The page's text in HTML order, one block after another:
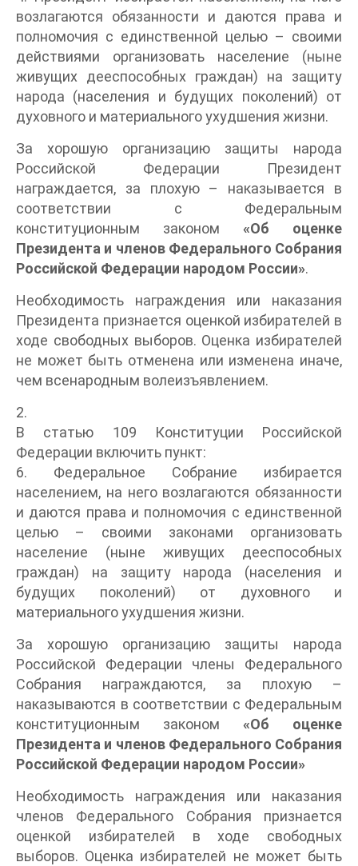
возлагаются обязанности и даются права и
полномочия с единственной целью – своими
действиями организовать население (ныне
живущих дееспособных граждан) на защиту
народа (населения и будущих поколений) от
духовного и материального ухудшения жизни.
За хорошую организацию защиты народа
Российской Федерации Президент
награждается, за плохую – наказывается в
соответствии с Федеральным
конституционным законом «Об оценке
Президента и членов Федерального Собрания
Российской Федерации народом России».
Необходимость награждения или наказания
Президента признается оценкой избирателей в
ходе свободных выборов. Оценка избирателей
не может быть отменена или изменена иначе,
чем всенародным волеизъявлением.
2.
В статью 109 Конституции Российской
Федерации включить пункт:
6. Федеральное Собрание избирается
населением, на него возлагаются обязанности
и даются права и полномочия с единственной
целью – своими законами организовать
население (ныне живущих дееспособных
граждан) на защиту народа (населения и
будущих поколений) от духовного и
материального ухудшения жизни.
За хорошую организацию защиты народа
Российской Федерации члены Федерального
Собрания награждаются, за плохую –
наказываются в соответствии с Федеральным
конституционным законом «Об оценке
Президента и членов Федерального Собрания
Российской Федерации народом России»
Необходимость награждения или наказания
членов Федерального Собрания признается
оценкой избирателей в ходе свободных
выборов. Оценка избирателей не может быть